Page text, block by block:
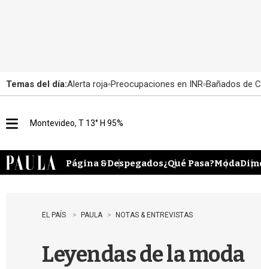
Temas del día:Alerta roja Preocupaciones en INR Bañados de
u
Montevideo, T 13° H 95%
Página &Despegados¿Qué Pasa?Moda
EL PAÍS PAULA NOTAS & ENTREVISTAS
Leyendas de la moda